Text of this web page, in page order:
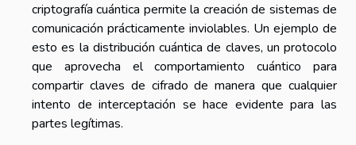
criptografía cuántica permite la creación de sistemas de
comunicación prácticamente inviolables. Un ejemplo de
esto es la distribución cuántica de claves, un protocolo
que aprovecha el comportamiento cuántico para
compartir claves de cifrado de manera que cualquier
intento de interceptación se hace evidente para las
partes legítimas.